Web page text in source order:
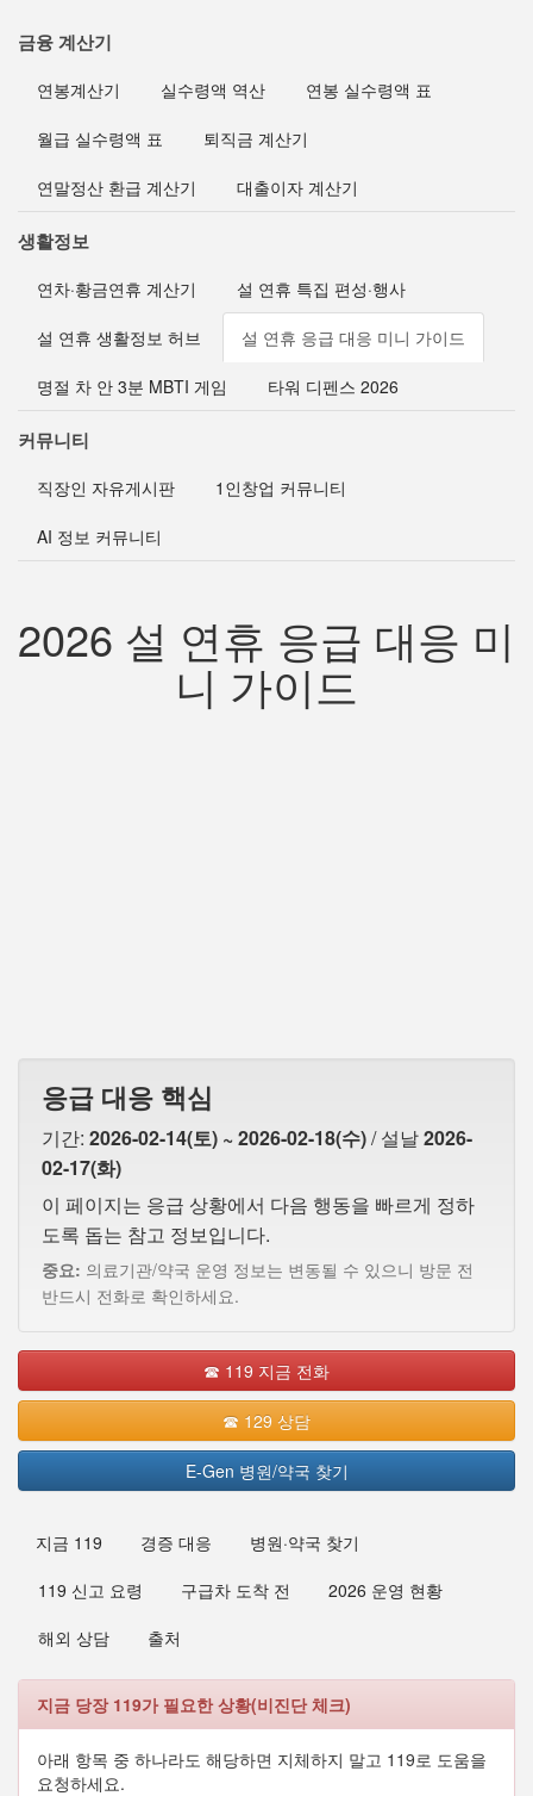
금융 계산기
연봉계산기 실수령액 역산 연봉 실수령액 표
월급 실수령액 표 퇴직금 계산기
연말정산 환급 계산기 대출이자 계산기
생활정보
연차·황금연휴 계산기 설 연휴 특집 편성·행사
설 연휴 생활정보 허브 설 연휴 응급 대응 미니 가이드
명절 차 안 3분 MBTI 게임 타워 디펜스 2026
커뮤니티
직장인 자유게시판 1인창업 커뮤니티
AI 정보 커뮤니티
2026 설 연휴 응급 대응 미
니 가이드
응급 대응 핵심
기간: 2026-02-14(토) ~ 2026-02-18(수)/ 설날2026-
02-17(화)
이 페이지는 응급 상황에서 다음 행동을 빠르게 정하
도록 돕는 참고 정보입니다.
중요: 의료기관/약국 운영 정보는 변동될 수 있으니 방문 전
반드시 전화로 확인하세요.
☎ 119 지금 전화
☎ 129 상담
E-Gen 병원/약국 찾기
지금 119 경증 대응
병원·약국 찾기
119 신고 요령
구급차 도착 전
2026 운영 현황
해외 상담
출처
지금 당장 119가 필요한 상황(비진단 체크)
아래 항목 중 하나라도 해당하면 지체하지 말고 119로 도움을
요청하세요.